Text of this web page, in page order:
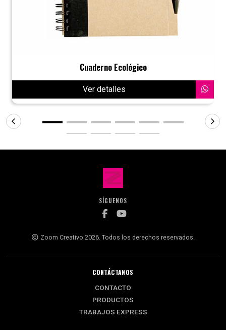
Cuaderno Ecológico
Ver detalles
SÍGUENOS
Zoom Creativo 2026. Todos los derechos reservados.
CONTÁCTANOS
CONTACTO
PRODUCTOS
TRABAJOS EXPRESS